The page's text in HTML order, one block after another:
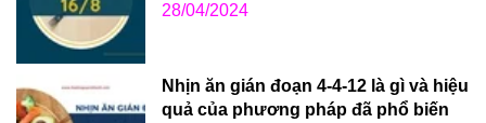
28/04/2024
Nhịn ăn gián đoạn 4-4-12 là gì và hiệu
quả của phương pháp đã phổ biến